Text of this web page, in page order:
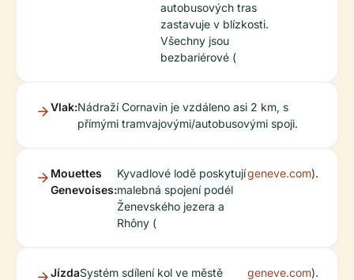
autobusových tras
zastavuje v blízkosti.
Všechny jsou
bezbariérové (
Vlak:Nádraží Cornavin je vzdáleno asi 2 km, s
přímými tramvajovými/autobusovými spoji.
Mouettes
Genevoises:
Kyvadlové lodě poskytují
malebná spojení podél
Ženevského jezera a
Rhôny (
geneve.com).
JízdaSystém sdílení kol ve městě
geneve.com).